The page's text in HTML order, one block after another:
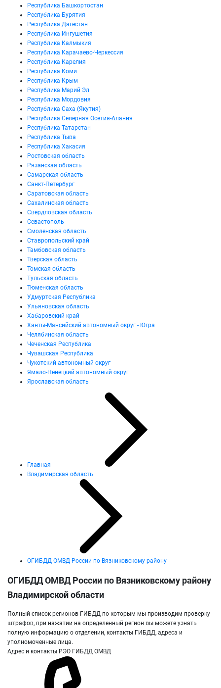
Республика Башкортостан
Республика Бурятия
Республика Дагестан
Республика Ингушетия
Республика Калмыкия
Республика Карачаево-Черкессия
Республика Карелия
Республика Коми
Республика Крым
Республика Марий Эл
Республика Мордовия
Республика Саха (Якутия)
Республика Северная Осетия-Алания
Республика Татарстан
Республика Тыва
Республика Хакасия
Ростовская область
Рязанская область
Самарская область
Санкт-Петербург
Саратовская область
Сахалинская область
Свердловская область
Севастополь
Смоленская область
Ставропольский край
Тамбовская область
Тверская область
Томская область
Тульская область
Тюменская область
Удмуртская Республика
Ульяновская область
Хабаровский край
Ханты-Мансийский автономный округ - Югра
Челябинская область
Чеченская Республика
Чувашская Республика
Чукотский автономный округ
Ямало-Ненецкий автономный округ
Ярославская область
Главная
Владимирская область
ОГИБДД ОМВД России по Вязниковскому району
ОГИБДД ОМВД России по Вязниковскому району
Владимирской области
Полный список регионов ГИБДД по которым мы производим проверку
штрафов, при нажатии на определенный регион вы можете узнать
полную информацию о отделении, контакты ГИБДД, адреса и
уполномоченные лица.
Адрес и контакты РЭО ГИБДД ОМВД